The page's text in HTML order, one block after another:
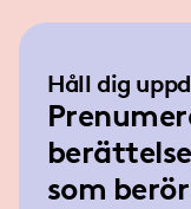
Håll dig
som